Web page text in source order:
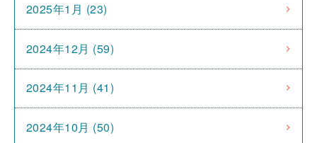
2025年1月 (23)
2024年12月 (59)
2024年11月 (41)
2024年10月 (50)